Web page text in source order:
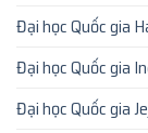
Đại học Quốc gia
Đại học Quốc gia
Đại học Quốc gia